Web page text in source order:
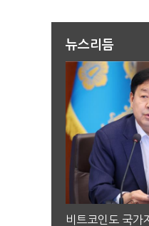
뉴스리듬
비트코인도 국